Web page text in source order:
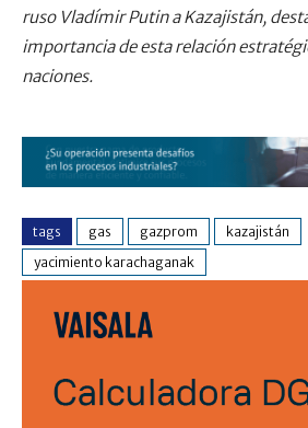
ruso Vladímir Putin a Kazajistán,
importancia de esta relación
naciones.
tags gas gazprom
kazajistán
yacimiento karachaganak